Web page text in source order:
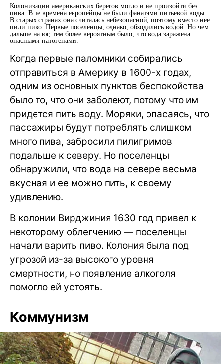
Колонизации американских берегов могло и не произойти без
пива. В те времена европейцы не были фанатами питьевой воды.
В старых странах она считалась небезопасной, поэтому вместо нее
пили пиво. Первые поселенцы, однако, обходились водой. Но чем
дальше на юг, тем более вероятным было, что вода заражена
опасными патогенами.
Когда первые паломники собирались
отправиться в Америку в 1600-х годах,
одним из основных пунктов беспокойства
было то, что они заболеют, потому что им
придется пить воду. Моряки, опасаясь, что
пассажиры будут потреблять слишком
много пива, забросили пилигримов
подальше к северу. Но поселенцы
обнаружили, что вода на севере весьма
вкусная и ее можно пить, к своему
удивлению.
В колонии Вирджиния 1630 год привел к
некоторому облегчению — поселенцы
начали варить пиво. Колония была под
угрозой из-за высокого уровня
смертности, но появление алкоголя
помогло ей устоять.
Коммунизм